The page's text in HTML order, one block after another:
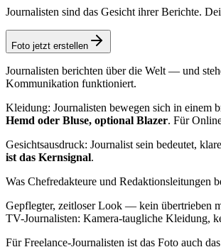
Journalisten sind das Gesicht ihrer Berichte.
Foto jetzt erstellen
Journalisten berichten über die Welt — und
Kommunikation funktioniert.
Kleidung: Journalisten bewegen sich in einem
Hemd oder Bluse, optional Blazer. Für
Gesichtsausdruck: Journalist sein bedeutet,
ist das Kernsignal.
Was Chefredakteure und Redaktionsleitungen
Gepflegter, zeitloser Look — kein übertrieben
TV-Journalisten: Kamera-taugliche Kleidung,
Für Freelance-Journalisten ist das Foto auch